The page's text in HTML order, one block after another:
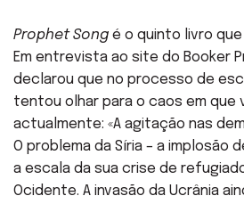
Prophet Song é o quinto livro que
Em entrevista ao site do Booker
declarou que no processo de
tentou olhar para o caos em que
actualmente: «A agitação nas
O problema da Síria – a implosão
a escala da sua crise de
Ocidente. A invasão da Ucrânia